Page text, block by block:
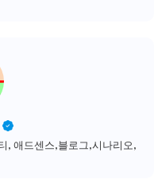
, 애드센스,블로그,시나리오,